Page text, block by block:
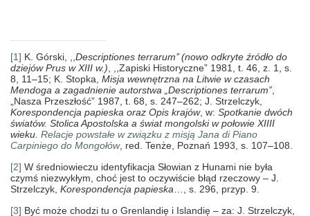
[1] K. Górski, ,, Descriptiones terrarum’’ (nowo odkryte źródło do
dziejów Prus w XIII w.) , ,,Zapiski Historyczne” 1981, t. 46, z. 1, s.
8, 11–15; K. Stopka, Misja wewnętrzna na Litwie w czasach
Mendoga a zagadnienie autorstwa „Descriptiones terrarum”
„Nasza Przeszłość” 1987, t. 68, s. 247–262; J. Strzelczyk,
Korespondencja papieska oraz Opis krajów, w: Spotkanie dwóch
światów. Stolica Apostolska a świat mongolski w połowie XIIII
wieku. Relacje powstałe w związku z misją Jana di Piano
Carpiniego do Mongołów, red. Tenże, Poznań 1993, s. 107–108.
[2] W średniowieczu identyfikacja Słowian z Hunami nie była
czymś niezwykłym, choć jest to oczywiście błąd rzeczowy – J.
Strzelczyk, Korespondencja papieska …, s. 296, przyp. 9.
[3] Być może chodzi tu o Grenlandię i Islandię – za: J. Strzelczyk,